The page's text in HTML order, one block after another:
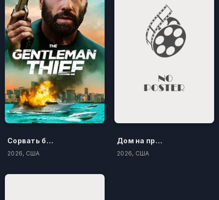
Сорвать банк 3: Вор-джентльмен
2026, США
Дом на проклятом холме
2026, США